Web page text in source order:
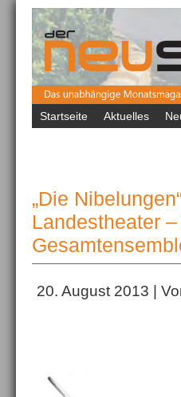
Startseite Aktuelles
„Die
Landestheater
20. August 2013 |